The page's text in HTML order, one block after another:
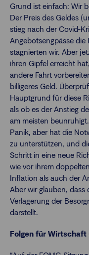
Grund ist einfach: Wir
Der Preis des Geldes
stieg nach der Covid-
Angebotsengpässe
stagnierten wir. Aber
ihren Gipfel erreicht
andere Fahrt
billigeres Geld.
Hauptgrund für diese
als ob es der Anstieg
am meisten
Panik, aber hat die
zu unterstützen, und
Schritt in eine neue
wie vor ihrem
Inflation als auch der
Aber wir glauben, dass
Verlagerung der
darstellt.
Folgen für